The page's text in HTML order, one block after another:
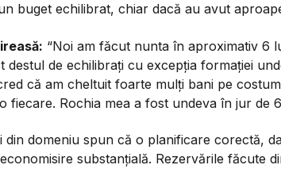
buget echilibrat, chiar dacă au avut
“Noi am făcut nunta în aproximativ 6
destul de echilibrați cu excepția formației
că am cheltuit foarte mulți bani pe
fiecare. Rochia mea a fost undeva în jur de
din domeniu spun că o planificare corectă,
substanțială. Rezervările făcute